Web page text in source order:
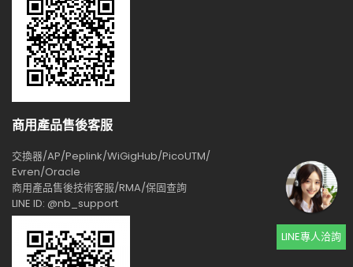
商用產品售後客服
交換器/AP/Peplink/WiGigHub/PicoUTM/
Evren/Oracle
商用產品售後技術客服/RMA/保固查詢
LINE ID: @nb_support
LINE專人洽詢